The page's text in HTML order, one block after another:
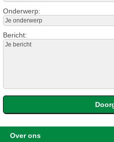
Onderwerp:
Bericht:
Over ons